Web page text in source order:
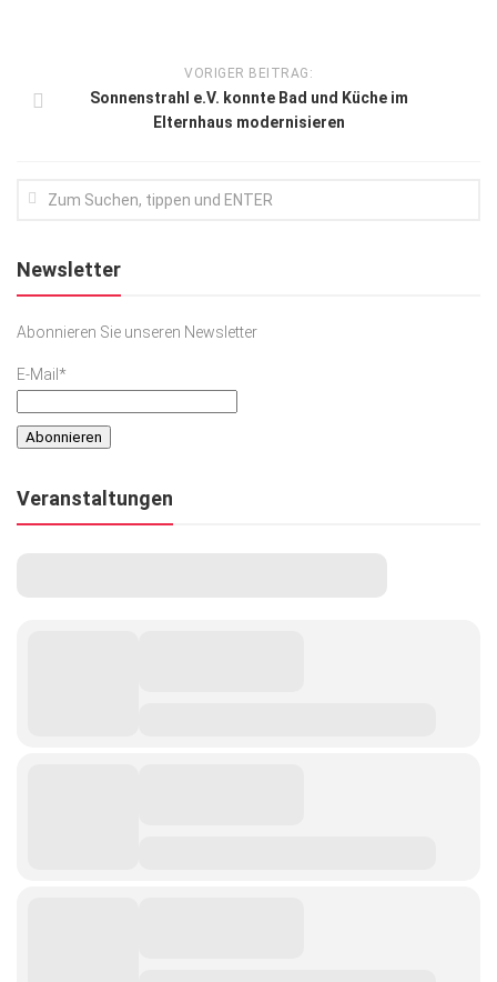
VORIGER BEITRAG:
Sonnenstrahl e.V. konnte Bad und Küche im
Elternhaus modernisieren
Newsletter
Abonnieren Sie unseren Newsletter
E-Mail*
Veranstaltungen